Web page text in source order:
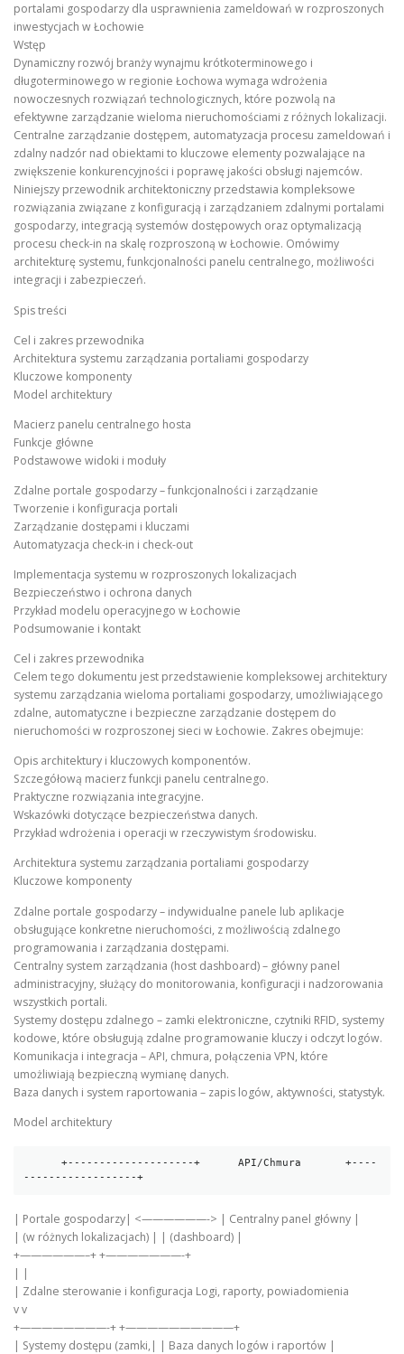
portalami gospodarzy dla usprawnienia zameldowań w rozproszonych
inwestycjach w Łochowie
Wstęp
Dynamiczny rozwój branży wynajmu krótkoterminowego i
długoterminowego w regionie Łochowa wymaga wdrożenia
nowoczesnych rozwiązań technologicznych, które pozwolą na
efektywne zarządzanie wieloma nieruchomościami z różnych lokalizacji.
Centralne zarządzanie dostępem, automatyzacja procesu zameldowań i
zdalny nadzór nad obiektami to kluczowe elementy pozwalające na
zwiększenie konkurencyjności i poprawę jakości obsługi najemców.
Niniejszy przewodnik architektoniczny przedstawia kompleksowe
rozwiązania związane z konfiguracją i zarządzaniem zdalnymi portalami
gospodarzy, integracją systemów dostępowych oraz optymalizacją
procesu check-in na skalę rozproszoną w Łochowie. Omówimy
architekturę systemu, funkcjonalności panelu centralnego, możliwości
integracji i zabezpieczeń.
Spis treści
Cel i zakres przewodnika
Architektura systemu zarządzania portaliami gospodarzy
Kluczowe komponenty
Model architektury
Macierz panelu centralnego hosta
Funkcje główne
Podstawowe widoki i moduły
Zdalne portale gospodarzy – funkcjonalności i zarządzanie
Tworzenie i konfiguracja portali
Zarządzanie dostępami i kluczami
Automatyzacja check-in i check-out
Implementacja systemu w rozproszonych lokalizacjach
Bezpieczeństwo i ochrona danych
Przykład modelu operacyjnego w Łochowie
Podsumowanie i kontakt
Cel i zakres przewodnika
Celem tego dokumentu jest przedstawienie kompleksowej architektury
systemu zarządzania wieloma portaliami gospodarzy, umożliwiającego
zdalne, automatyczne i bezpieczne zarządzanie dostępem do
nieruchomości w rozproszonej sieci w Łochowie. Zakres obejmuje:
Opis architektury i kluczowych komponentów.
Szczegółową macierz funkcji panelu centralnego.
Praktyczne rozwiązania integracyjne.
Wskazówki dotyczące bezpieczeństwa danych.
Przykład wdrożenia i operacji w rzeczywistym środowisku.
Architektura systemu zarządzania portaliami gospodarzy
Kluczowe komponenty
Zdalne portale gospodarzy – indywidualne panele lub aplikacje
obsługujące konkretne nieruchomości, z możliwością zdalnego
programowania i zarządzania dostępami.
Centralny system zarządzania (host dashboard) – główny panel
administracyjny, służący do monitorowania, konfiguracji i nadzorowania
wszystkich portali.
Systemy dostępu zdalnego – zamki elektroniczne, czytniki RFID, systemy
kodowe, które obsługują zdalne programowanie kluczy i odczyt logów.
Komunikacja i integracja – API, chmura, połączenia VPN, które
umożliwiają bezpieczną wymianę danych.
Baza danych i system raportowania – zapis logów, aktywności, statystyk.
Model architektury
      +--------------------+      API/Chmura       +----
------------------+
| Portale gospodarzy| <——————-> | Centralny panel główny |
| (w różnych lokalizacjach) | | (dashboard) |
+——————–+ +———————-+
| |
| Zdalne sterowanie i konfiguracja Logi, raporty, powiadomienia
v v
+————————-+ +——————————+
| Systemy dostępu (zamki,| | Baza danych logów i raportów |